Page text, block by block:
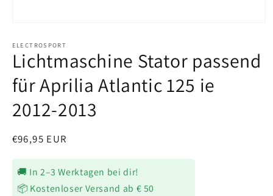
in
Modal
öffnen
ELECTROSPORT
Lichtmaschine Stator passend
für Aprilia Atlantic 125 ie
2012-2013
Normaler
€96,95 EUR
🚚 In 2–3 Werktagen bei dir!
📦 Kostenloser Versand ab € 50